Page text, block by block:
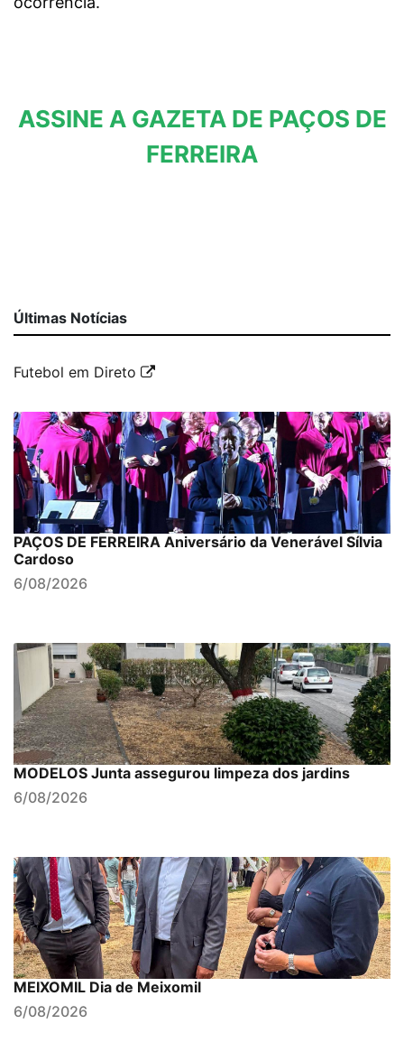
ASSINE A GAZETA DE PAÇOS DE
FERREIRA
Últimas Notícias
Futebol em Direto
PAÇOS DE FERREIRA Aniversário da Venerável Sílvia
Cardoso
6/08/2026
MODELOS Junta assegurou limpeza dos jardins
6/08/2026
MEIXOMIL Dia de Meixomil
6/08/2026